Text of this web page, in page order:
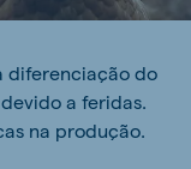
diferenciação do
a feridas.
na produção.